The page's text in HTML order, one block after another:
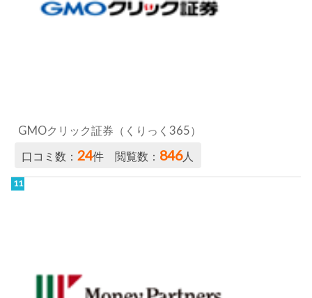
GMOクリック証券（くりっく365）
口コミ数：24件 閲覧数： 846人